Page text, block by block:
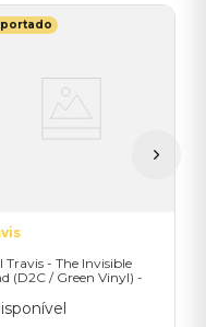
Travis - The Invisible
(D2C / Green Vinyl) -